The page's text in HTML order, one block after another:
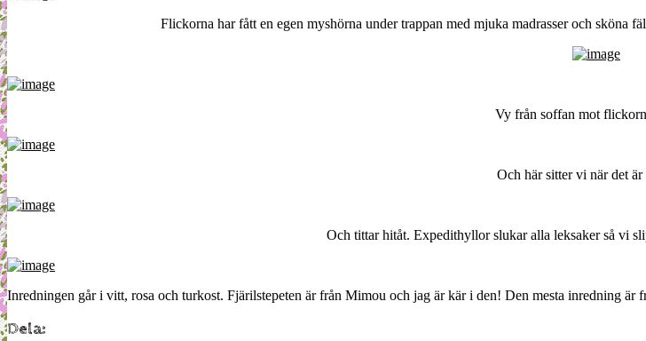
Flickorna har fått en egen myshörna under trappan med mjuka madrasser och sköna
Vy från soffan mot
Och här sitter vi när det
Och tittar hitåt. Expedithyllor slukar alla leksaker så vi
Inredningen går i vitt, rosa och turkost. Fjärilstepeten är från Mimou och jag är kär i den! Den mesta inredning
Dela: